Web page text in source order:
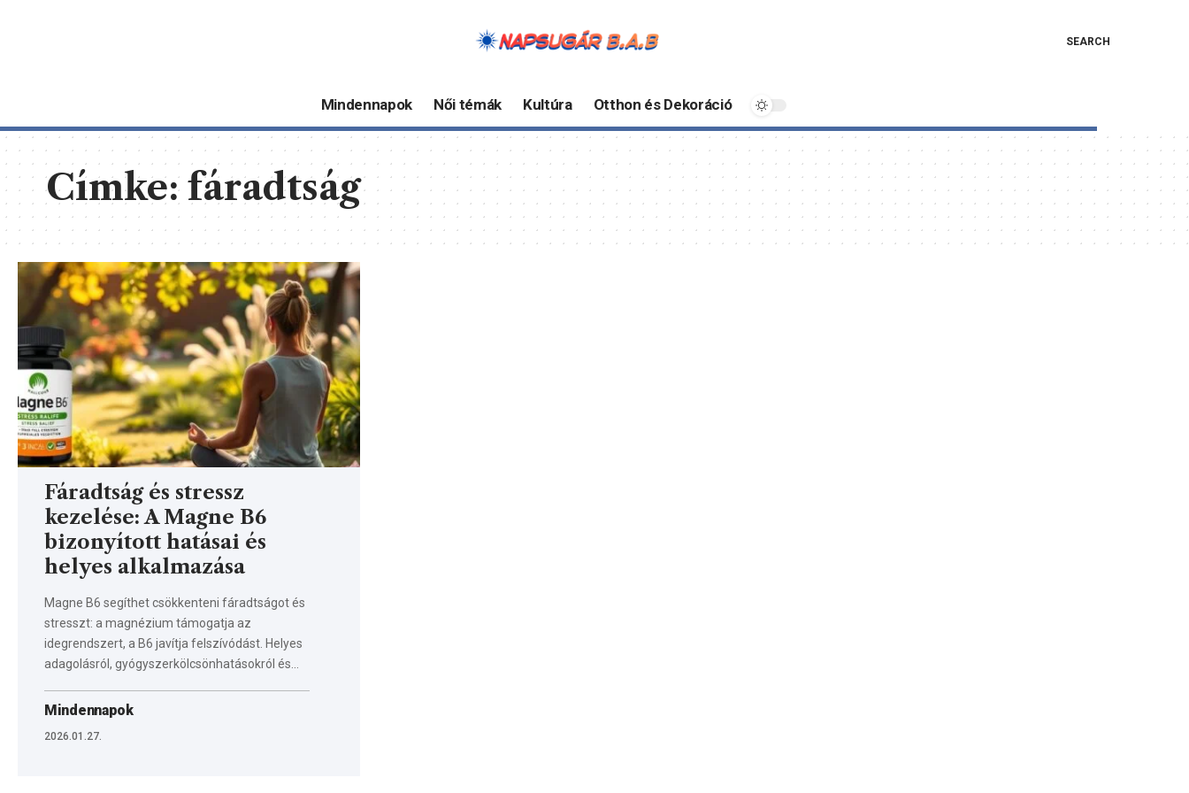
SEARCH
Mindennapok Női témák Kultúra Otthon és Dekoráció
Címke:fáradtság
Fáradtság és stressz
kezelése: A Magne B6
bizonyított hatásai és
helyes alkalmazása
Magne B6 segíthet csökkenteni fáradtságot és
stresszt: a magnézium támogatja az
idegrendszert, a B6 javítja felszívódást. Helyes
adagolásról, gyógyszerkölcsönhatásokról és…
Mindennapok
2026.01.27.